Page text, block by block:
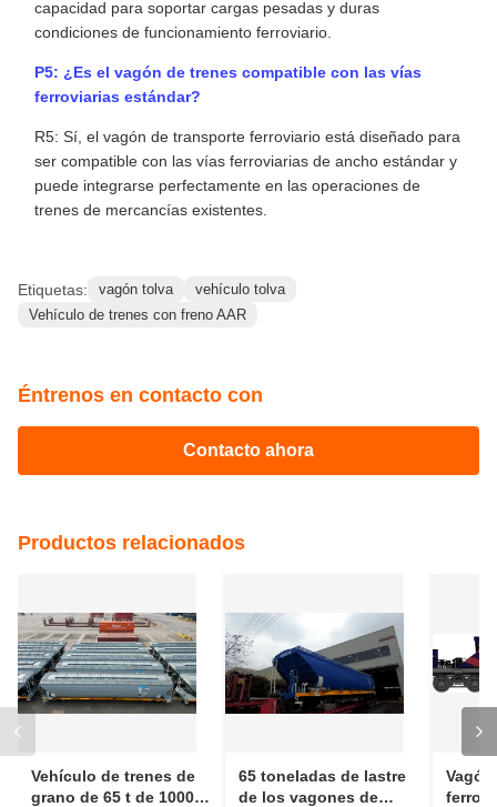
capacidad para soportar cargas pesadas y duras
condiciones de funcionamiento ferroviario.
P5: ¿Es el vagón de trenes compatible con las vías
ferroviarias estándar?
R5: Sí, el vagón de transporte ferroviario está diseñado para
ser compatible con las vías ferroviarias de ancho estándar y
puede integrarse perfectamente en las operaciones de
trenes de mercancías existentes.
Etiquetas: vagón tolva
vehículo tolva
Vehículo de trenes con freno AAR
Éntrenos en contacto con
Contacto ahora
Productos relacionados
Vehículo de trenes de
grano de 65 t de 1000
65 toneladas de lastre
de los vagones de